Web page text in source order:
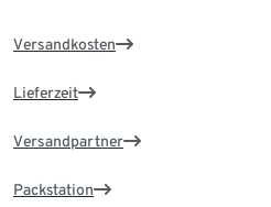
Versandkosten
Lieferzeit
Versandpartner
Packstation